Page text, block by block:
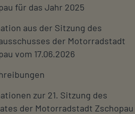
für das Jahr 2025
aus der Sitzung des
der Motorradstadt
vom 17.06.2026
zur 21. Sitzung des
der Motorradstadt Zschopau